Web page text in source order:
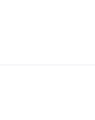
leveranciers
dan prijs, leg alle
sample, en